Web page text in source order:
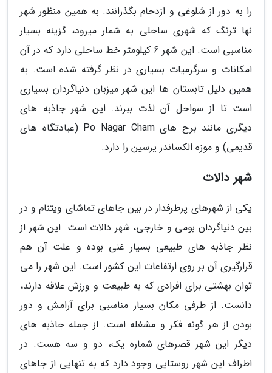
را به دور از شلوغی و ازدحام بگذرانند. به همین منظور شهر
نها ترنگ که شهری ساحلی به شمار میرود، گزینه بسیار
مناسبی است. این شهر 6 کیلومتر خط ساحلی دارد که در آن
امکانات و سرگرمیات بسیاری در نظر گرفته شده است. به
همین دلیل تابستان ها این شهر میزبان دنیاگردان بسیاری
است تا از سواحل آن لذت ببرند. این شهر جاذبه های
دیگری مانند برج های Po Nagar Cham (عبادتگاه های
قدیمی) و موزه الکساندر یرسین را دارد.
شهر دالات
یکی از شهرهای پرطرفدار در بین جاهای تماشای ویتنام و در
بین دنیاگردان بومی و خارجی، شهر دالات است. این شهر از
نظر جاذبه های طبیعی بسیار غنی بوده و علت آن هم
قرارگیری آن بر روی ارتفاعات این کشور است. این شهر را می
توان بهشتی برای افرادی که به طبیعت و ورزش علاقه دارند،
دانست. از طرفی مکان بسیار مناسبی برای آرامش و دور
بودن از هر گونه فکر و مشغله است. از جمله جاذبه های
دیگر این شهر قصرهای شماره یک، دو و سه هست. در
اطراف این شهر روستایی وجود دارد که به تنهایی از جاهای